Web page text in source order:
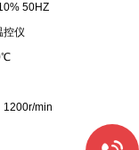
50HZ
控仪
1200r/min